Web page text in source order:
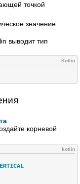
точкой
значение.
выводит тип
Kotlin
корневой
kotlin